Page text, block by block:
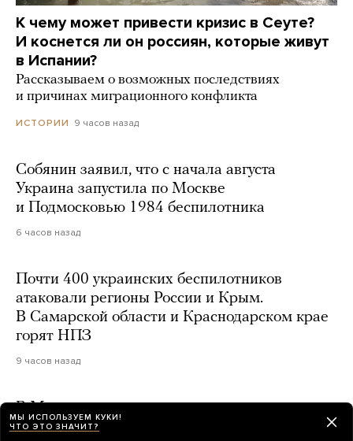
К чему может привести кризис в Сеуте?
И коснется ли он россиян, которые живут
в Испании?
Рассказываем о возможных последствиях
и причинах миграционного конфликта
ИСТОРИИ 9 часов назад
Собянин заявил, что с начала августа
Украина запустила по Москве
и Подмосковью 1984 беспилотника
6 часов назад
Почти 400 украинских беспилотников
атаковали регионы России и Крым.
В Самарской области и Краснодарском крае
горят НПЗ
9 часов назад
В Москве по делу о шпионаже арестовали
аспиранта РУДН из Китая
МЫ ИСПОЛЬЗУЕМ КУКИ!
ЧТО ЭТО ЗНАЧИТ?